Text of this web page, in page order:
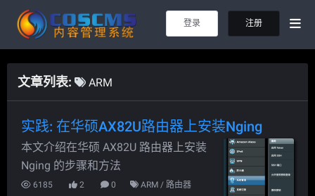
登录 注册
文章列表: ARM
实践: 在华硕AX82U路由器上安装Nging
本文介绍在华硕 AX82U 路由器上安装
Nging 的步骤和方法
6185 2 0 ARM / 路由器